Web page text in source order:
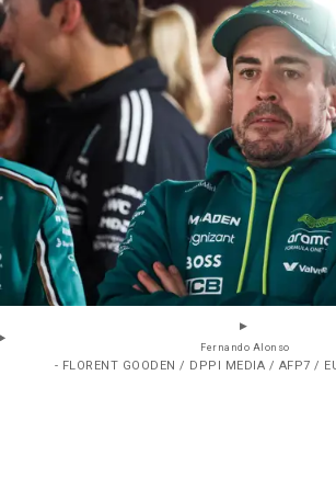
Fernando Alonso
- FLORENT GOODEN / DPPI MEDIA / AFP7 /